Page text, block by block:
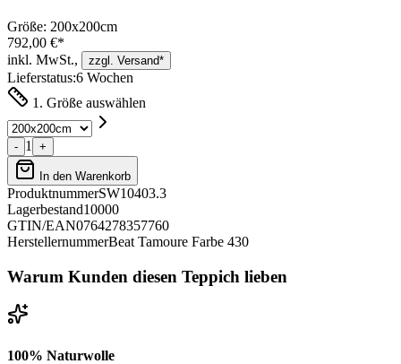
Größe: 200x200cm
792,00 €*
inkl. MwSt.,
zzgl. Versand*
Lieferstatus:6 Wochen
1. Größe auswählen
- 1 +
In den Warenkorb
ProduktnummerSW10403.3
Lagerbestand10000
GTIN/EAN0764278357760
HerstellernummerBeat Tamoure Farbe 430
Warum Kunden diesen Teppich lieben
100% Naturwolle